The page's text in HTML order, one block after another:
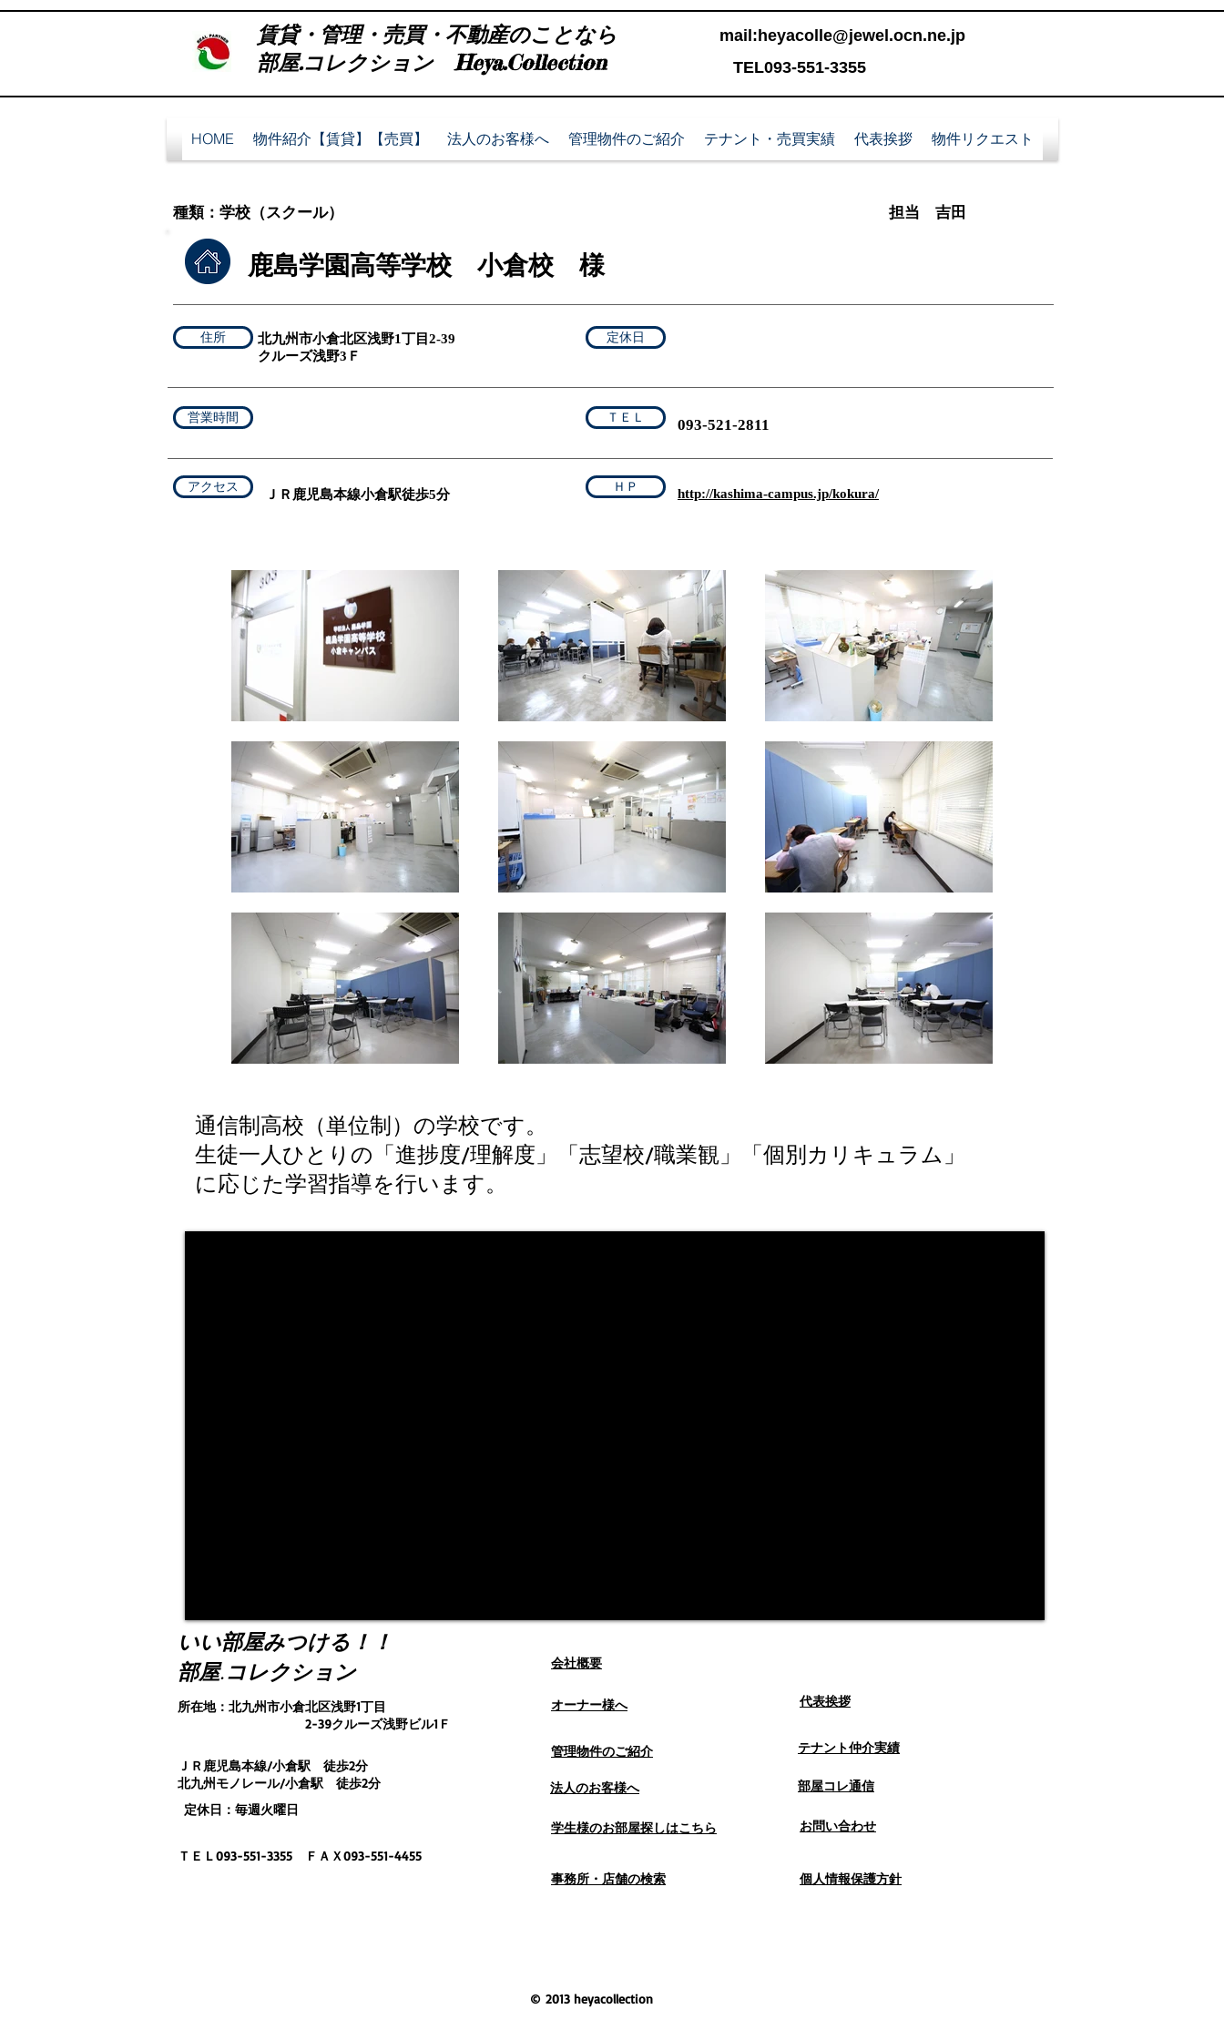
賃貸・管理・売買・不動産のことなら
部屋.コレクション Heya.Collection
mail: heyacolle@jewel.ocn.ne.jp
TEL093-551-3355
HOME 物件紹介【賃貸】【売買】 法人のお客様へ 管理物件のご紹介 テナント・売買実績 代表挨拶 物件リクエスト
​種類：学校（スクール） ​担当 吉田
鹿島学園高等学校 小倉校 様
住所
北九州市小倉北区浅野1丁目2-39
​クルーズ浅野3Ｆ
定休日
営業時間 ＴＥＬ 093-521-2811
アクセス
ＪＲ鹿児島本線小倉駅徒歩5分
ＨＰ http://kashima-campus.jp/kokura/
通信制高校（単位制）の学校です。
生徒一人ひとりの「進捗度/理解度」「志望校/職業観」「個別カリキュラム」
に応じた学習指導を行います。
いい部屋みつける！！
部屋.コレクション
所在地：北九州市小倉北区浅野1丁目
2-39クルーズ浅野ビル1Ｆ
ＪＲ鹿児島本線/小倉駅 徒歩2分
北九州モノレール/小倉駅 徒歩2分
定休日：毎週火曜日
ＴＥＬ093-551-3355 ＦＡＸ093-551-4455
会社概要
オーナー様へ
管理物件のご紹介
法人のお客様へ
学生様のお部屋探しはこちら
事務所・店舗の検索
代表挨拶
テナント仲介実績
部屋コレ通信
お問い合わせ
個人情報保護方針
© 2013 heyacollection